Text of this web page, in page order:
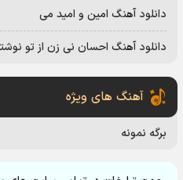
دانلود آهنگ امین و امید می
دانلود آهنگ احسان نی زن از تو
آهنگ های ویژه
برگه نمونه